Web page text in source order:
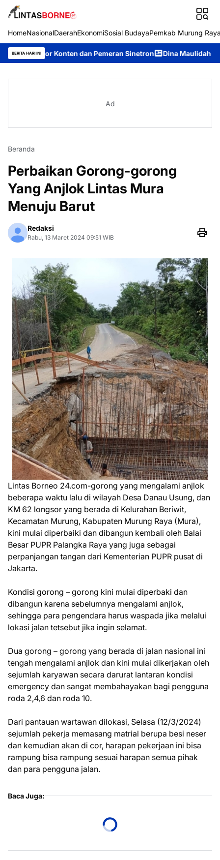
HomeNasionalDaerahEkonomiSosial BudayaPemkab Murung
BERITA HARI INI
Konten dan Pemeran Sinetron Dina Maulidah Terpilih
Ad
Beranda
Perbaikan Gorong-gorong
Yang Anjlok Lintas Mura
Menuju Barut
Redaksi
Rabu, 13 Maret 2024 09:51 WIB
Lintas Borneo 24.com-gorong yang mengalami anjlok
beberapa waktu lalu di wilayah Desa Danau Usung, dan
KM 62 longsor yang berada di Kelurahan Beriwit,
Kecamatan Murung, Kabupaten Murung Raya (Mura),
kini mulai diperbaiki dan dibangun kembali oleh Balai
Besar PUPR Palangka Raya yang juga sebagai
perpanjangan tangan dari Kementerian PUPR pusat di
Jakarta.
Kondisi gorong – gorong kini mulai diperbaki dan
dibangun karena sebelumnya mengalami anjlok,
sehingga para pengendara harus waspada jika melalui
lokasi jalan tetsebut jika ingin selamat.
Dua gorong – gorong yang berada di jalan nasional ini
tengah mengalami anjlok dan kini mulai dikerjakan oleh
sejumlah karyawan secara darurat lantaran kondisi
emergency dan sangat membahayakan bagi pengguna
roda 2,4,6 dan roda 10.
Dari pantauan wartawan dilokasi, Selasa (12/3/2024)
sejumlah pekerja memasang matrial berupa besi neser
dan kemudian akan di cor, harapan pekerjaan ini bisa
rampung bisa rampung sesuai harapan semua pihak
dan para pengguna jalan.
Baca Juga: